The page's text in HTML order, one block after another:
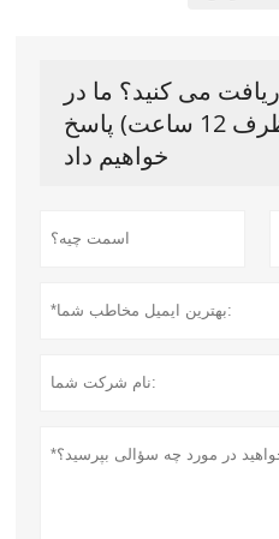
می کنید؟ ما در
اسرع وقت (ظرف 12 ساعت) پاسخ
خواهیم داد